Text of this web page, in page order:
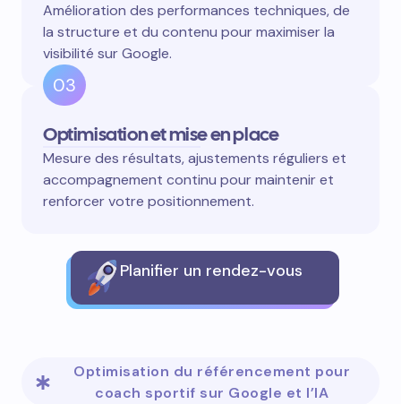
Amélioration des performances techniques, de
la structure et du contenu pour maximiser la
visibilité sur Google.
03
Optimisation et mise en place
Mesure des résultats, ajustements réguliers et
accompagnement continu pour maintenir et
renforcer votre positionnement.
Planifier un rendez-vous
Optimisation du référencement pour
coach sportif sur Google et l’IA